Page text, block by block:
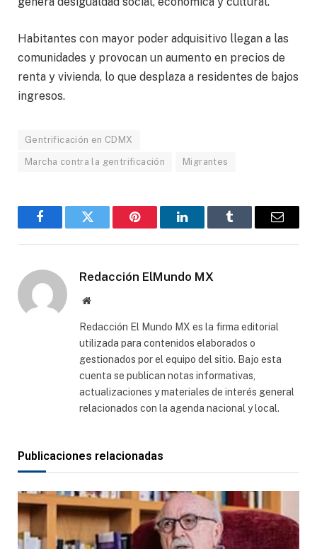
Habitantes con mayor poder adquisitivo llegan a las
comunidades y provocan un aumento en precios de
renta y vivienda, lo que desplaza a residentes de bajos
ingresos.
Gentrificación en CDMX
Marcha contra la gentrificación Migrantes
FacebookGorjeo Pinterest LinkedInTumblr
Correo
Redacción ElMundo MX
Sitio
Redacción El Mundo MX es la firma editorial
utilizada para contenidos elaborados o
gestionados por el equipo del sitio. Bajo esta
cuenta se publican notas informativas,
actualizaciones y materiales de interés general
relacionados con la agenda nacional y local.
Publicaciones relacionadas